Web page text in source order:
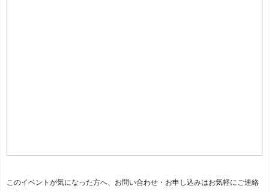
このイベントが気になった方へ、お問い合わせ・お申し込みはお気軽にご連絡